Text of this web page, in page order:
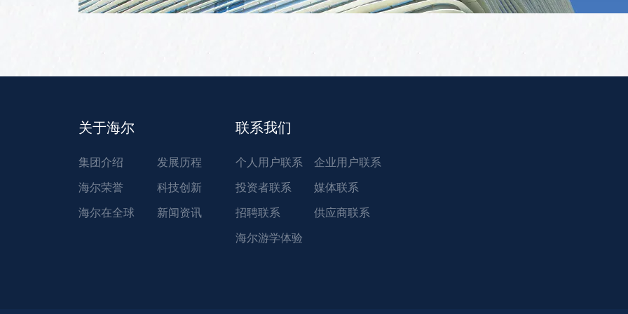
关于海尔
集团介绍 发展历程
海尔荣誉 科技创新
海尔在全球 新闻资讯
联系我们
个人用户联系 企业用户联系
投资者联系 媒体联系
招聘联系 供应商联系
海尔游学体验